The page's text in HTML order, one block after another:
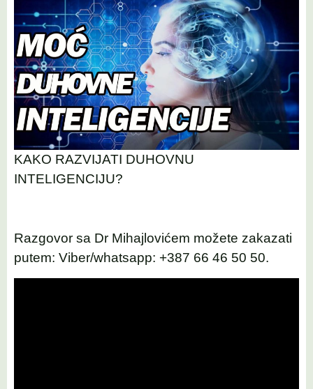
KAKO RAZVIJATI DUHOVNU
INTELIGENCIJU?
Razgovor sa Dr Mihajlovićem možete zakazati
putem: Viber/whatsapp: +387 66 46 50 50.